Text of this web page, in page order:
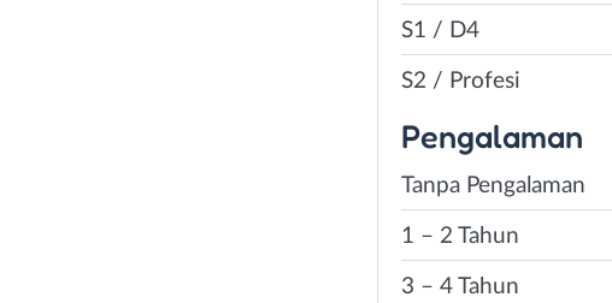
S1 / D4
S2 / Profesi
Pengalaman
Tanpa Pengalaman
1 – 2 Tahun
3 – 4 Tahun